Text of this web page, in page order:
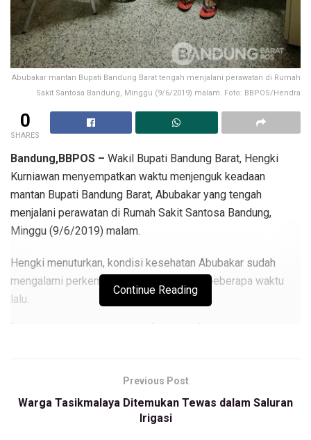
Abubakar mantan Bupati Bandung Barat tengah menjalani perawatan di Rumah
Sakit Santosa Bandung, Minggu (9/6/2019) malam. Foto: BBPOS/Hendra
0
SHARES
Bandung,BBPOS – Wakil Bupati Bandung Barat, Hengki
Kurniawan menyempatkan waktu menjenguk keadaan
mantan Bupati Bandung Barat, Abubakar yang tengah
menjalani perawatan di Rumah Sakit Santosa Bandung,
Minggu (9/6/2019) malam.
Hengki menuturkan, kondisi kesehatan Abubakar sudah
mengalami perkembangan dibandingkan beberapa waktu
lalu.
“Alhamdulillah kondisi beliau (Abubakar) terlihat segar,
dengan Abubakar, membahas berbagai hal terkait Kabupaten
Continue Reading
Previous Post
Warga Tasikmalaya Ditemukan Tewas dalam Saluran
Irigasi